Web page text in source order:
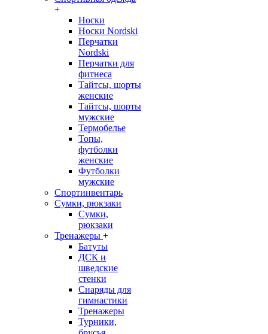
+
Носки
Носки Nordski
Перчатки
Nordski
Перчатки для
фитнеса
Тайтсы, шорты
женские
Тайтсы, шорты
мужские
Термобелье
Топы,
футболки
женские
Футболки
мужские
Спортинвентарь
Сумки, рюкзаки
Сумки,
рюкзаки
Тренажеры +
Батуты
ДСК и
шведские
стенки
Снаряды для
гимнастики
Тренажеры
Турники,